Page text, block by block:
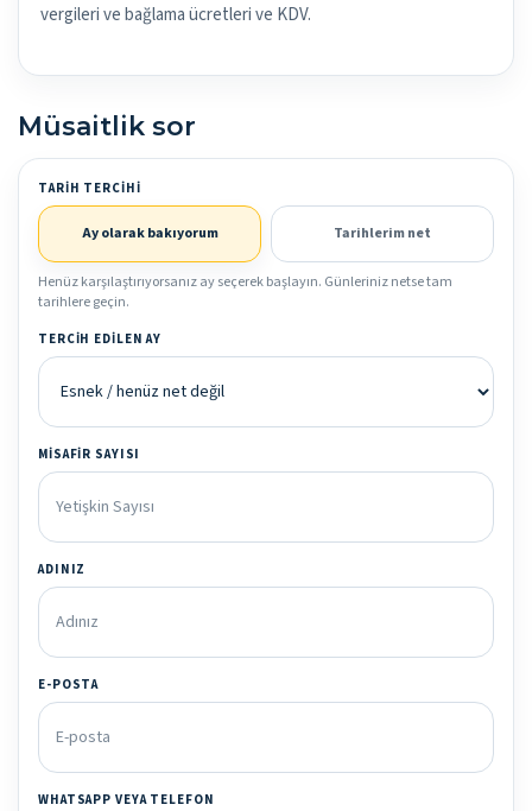
vergileri ve bağlama ücretleri ve KDV.
Müsaitlik sor
TARIH TERCIHI
Ay olarak bakıyorum Tarihlerim net
Henüz karşılaştırıyorsanız ay seçerek başlayın. Günleriniz netse tam
tarihlere geçin.
TERCIH EDILEN AY
MISAFIR SAYISI
ADINIZ
E-POSTA
WHATSAPP VEYA TELEFON